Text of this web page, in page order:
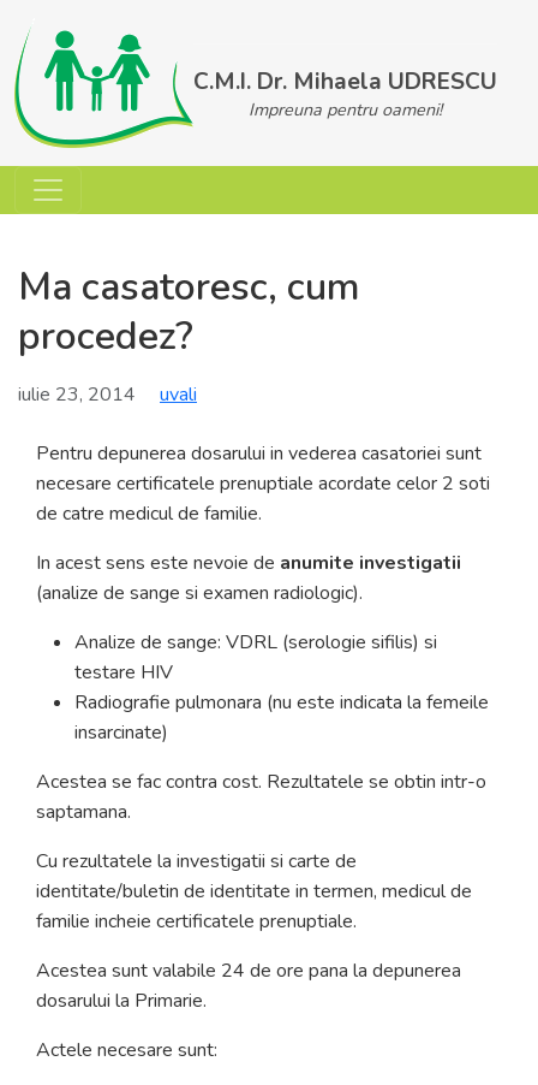
content
C.M.I. Dr. Mihaela UDRESCU
Impreuna pentru oameni!
Ma casatoresc, cum
procedez?
iulie 23, 2014 uvali
Pentru depunerea dosarului in vederea casatoriei sunt
necesare certificatele prenuptiale acordate celor 2 soti
de catre medicul de familie.
In acest sens este nevoie de anumite investigatii
(analize de sange si examen radiologic).
Analize de sange: VDRL (serologie sifilis) si
testare HIV
Radiografie pulmonara (nu este indicata la femeile
insarcinate)
Acestea se fac contra cost. Rezultatele se obtin intr-o
saptamana.
Cu rezultatele la investigatii si carte de
identitate/buletin de identitate in termen, medicul de
familie incheie certificatele prenuptiale.
Acestea sunt valabile 24 de ore pana la depunerea
dosarului la Primarie.
Actele necesare sunt: